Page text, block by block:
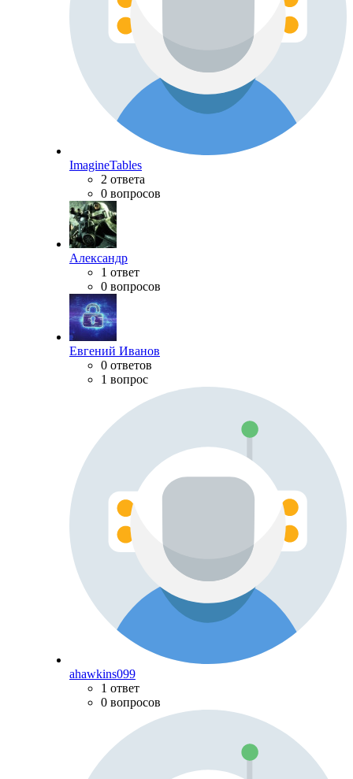
ImagineTables
2 ответа
0 вопросов
Александр
1 ответ
0 вопросов
Евгений Иванов
0 ответов
1 вопрос
ahawkins099
1 ответ
0 вопросов